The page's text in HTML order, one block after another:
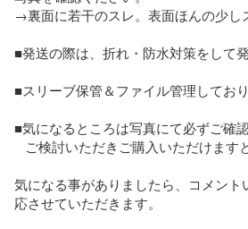
→裏面に若干のスレ。表面ほんの少し
■発送の際は、折れ・防水対策をして発
■スリーブ保管＆ファイル管理しており
■気になるところは写真にて必ずご確認
気になる事がありましたら、コメント
応させていただきます。